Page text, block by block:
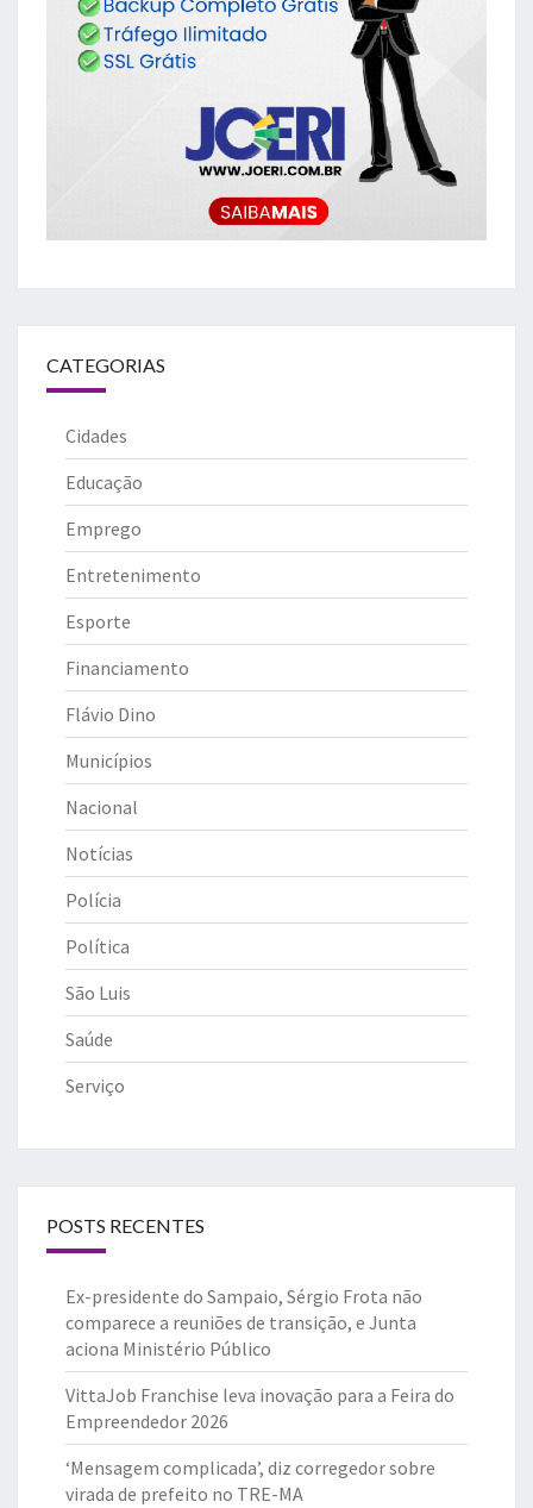
CATEGORIAS
Cidades
Educação
Emprego
Entretenimento
Esporte
Financiamento
Flávio Dino
Municípios
Nacional
Notícias
Polícia
Política
São Luis
Saúde
Serviço
POSTS RECENTES
Ex-presidente do Sampaio, Sérgio Frota não
comparece a reuniões de transição, e Junta
aciona Ministério Público
VittaJob Franchise leva inovação para a Feira do
Empreendedor 2026
‘Mensagem complicada’, diz corregedor sobre
virada de prefeito no TRE-MA